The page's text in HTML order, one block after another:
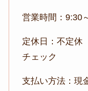
営業時間：9:30
定休日：不定
チェック
支払い方法：現